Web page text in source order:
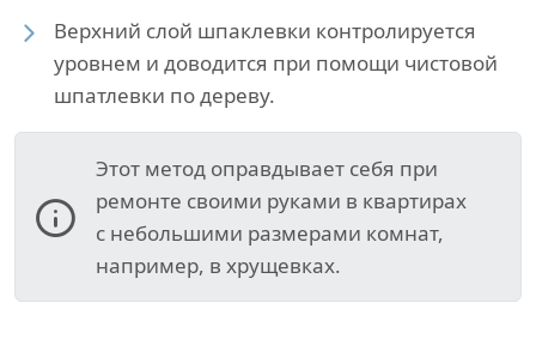
Верхний слой шпаклевки контролируется
уровнем и доводится при помощи чистовой
шпатлевки по дереву.
Этот метод оправдывает себя при
ремонте своими руками в квартирах
с небольшими размерами комнат,
например, в хрущевках.